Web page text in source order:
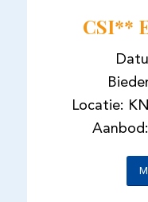
CSI**
Locatie: